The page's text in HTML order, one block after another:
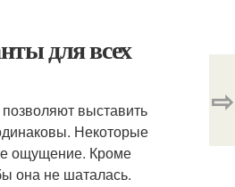
для всех
выставить
Некоторые
ощущение. Кроме
она не шаталась.
⇨